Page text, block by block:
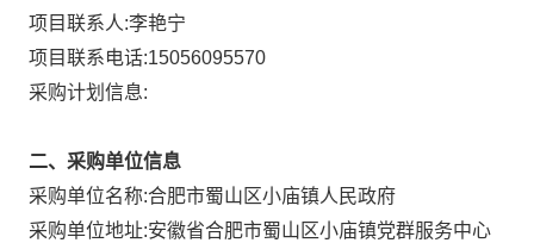
项目联系人:李艳宁
项目联系电话:15056095570
采购计划信息:
二、采购单位信息
采购单位名称:合肥市蜀山区小庙镇人民政府
采购单位地址:安徽省合肥市蜀山区小庙镇党群服务中心